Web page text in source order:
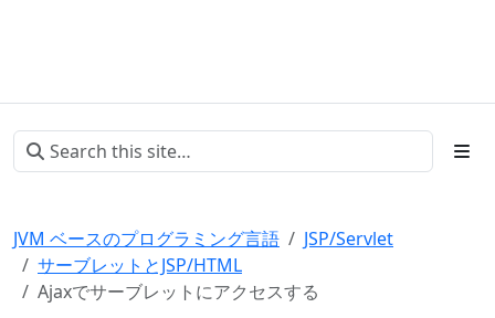
JVM ベースのプログラミング言語
JSP/Servlet
サーブレットとJSP/HTML
Ajaxでサーブレットにアクセスする